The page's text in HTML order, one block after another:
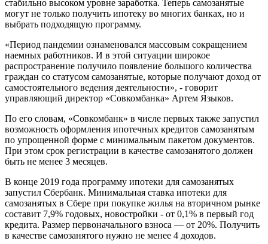
стабильно высоком уровне заработка. Теперь самозанятые
могут не только получить ипотеку во многих банках, но и
выбрать подходящую программу.
«Период пандемии ознаменовался массовым сокращением
наемных работников. И в этой ситуации широкое
распространение получило появление большого количества
граждан со статусом самозанятые, которые получают доход от
самостоятельного ведения деятельности», - говорит
управляющий директор «Совкомбанка» Артем Языков.
По его словам, «Совкомбанк» в числе первых также запустил
возможность оформления ипотечных кредитов самозанятым
по упрощенной форме с минимальным пакетом документов.
При этом срок регистрации в качестве самозанятого должен
быть не менее 3 месяцев.
В конце 2019 года программу ипотеки для самозанятых
запустил Сбербанк. Минимальная ставка ипотеки для
самозанятых в Сбере при покупке жилья на вторичном рынке
составит 7,9% годовых, новостройки - от 0,1% в первый год
кредита. Размер первоначального взноса — от 20%. Получить
в качестве самозанятого нужно не менее 4 доходов.